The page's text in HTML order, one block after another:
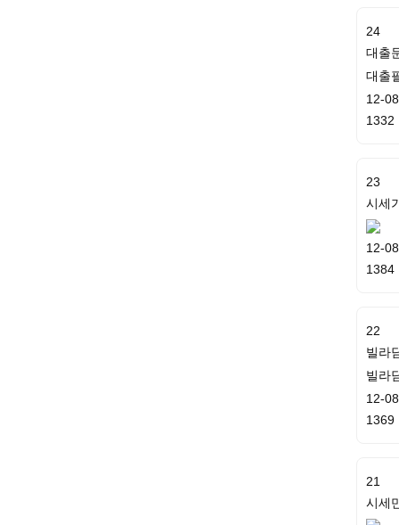
24
대출
대출
12-
1332
23
시세
12-
1384
22
빌라
빌라
12-
1369
21
시세